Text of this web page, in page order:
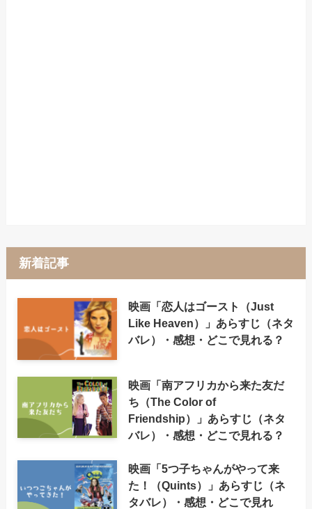
新着記事
映画「恋人はゴースト（Just
Like Heaven）」あらすじ（ネタ
バレ）・感想・どこで見れる？
映画「南アフリカから来た友だ
ち（The Color of
Friendship）」あらすじ（ネタ
バレ）・感想・どこで見れる？
映画「5つ子ちゃんがやって来
た！（Quints）」あらすじ（ネ
タバレ）・感想・どこで見れ